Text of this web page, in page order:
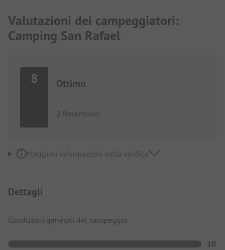
Valutazioni dei campeggiatori:
Camping San Rafael
8 Ottimo
2 Recensioni
Maggiori informazioni sulla verifica
Dettagli
Condizioni generali del campeggio
10